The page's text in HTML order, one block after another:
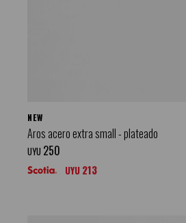
NEW
Aros acero extra small - plateado
UYU 250
UYU 213